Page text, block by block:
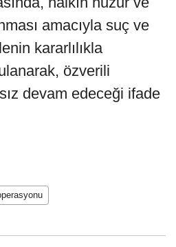
amacıyla suç ve
kararlılıkla
özverili
devam edeceği ifade